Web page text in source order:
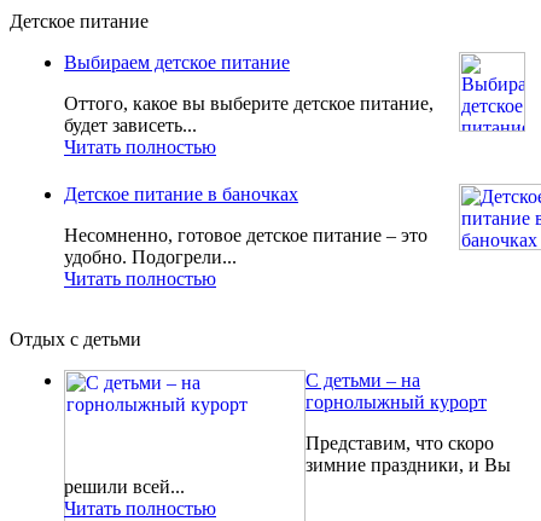
Детское питание
Выбираем детское питание
Оттого, какое вы выберите детское питание,
будет зависеть...
Читать полностью
Детское питание в баночках
Несомненно, готовое детское питание – это
удобно. Подогрели...
Читать полностью
Отдых с детьми
С детьми – на
горнолыжный курорт
Представим, что скоро
зимние праздники, и Вы
решили всей...
Читать полностью